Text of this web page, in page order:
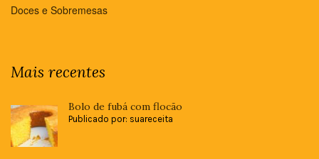
Doces e Sobremesas
Mais recentes
Bolo de fubá com flocão
Publicado por: suareceita